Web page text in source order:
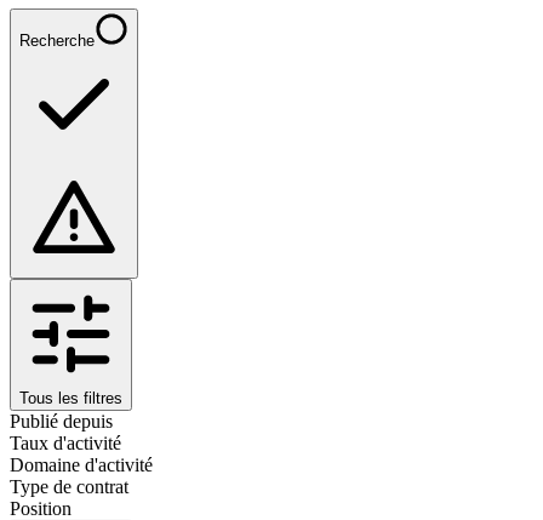
Recherche
Tous les filtres
Publié depuis
Taux d'activité
Domaine d'activité
Type de contrat
Position